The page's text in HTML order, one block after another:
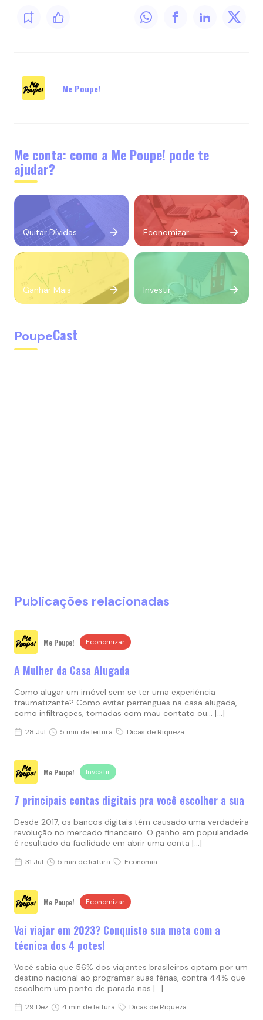
Me Poupe!
Me conta: como a Me Poupe! pode te
ajudar?
Quitar Dívidas Economizar
Ganhar Mais Investir
PoupeCast
Publicações relacionadas
Me Poupe! Economizar
A Mulher da Casa Alugada
Como alugar um imóvel sem se ter uma experiência
traumatizante? Como evitar perrengues na casa alugada,
como infiltrações, tomadas com mau contato ou… […]
28 Jul 5 min de leitura Dicas de Riqueza
Me Poupe! Investir
7 principais contas digitais pra você escolher a sua
Desde 2017, os bancos digitais têm causado uma verdadeira
revolução no mercado financeiro. O ganho em popularidade
é resultado da facilidade em abrir uma conta […]
31 Jul 5 min de leitura Economia
Me Poupe! Economizar
Vai viajar em 2023? Conquiste sua meta com a
técnica dos 4 potes!
Você sabia que 56% dos viajantes brasileiros optam por um
destino nacional ao programar suas férias, contra 44% que
escolhem um ponto de parada nas […]
29 Dez 4 min de leitura Dicas de Riqueza